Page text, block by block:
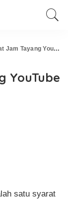
YouTube di HP & PC
YouTube
satu syarat